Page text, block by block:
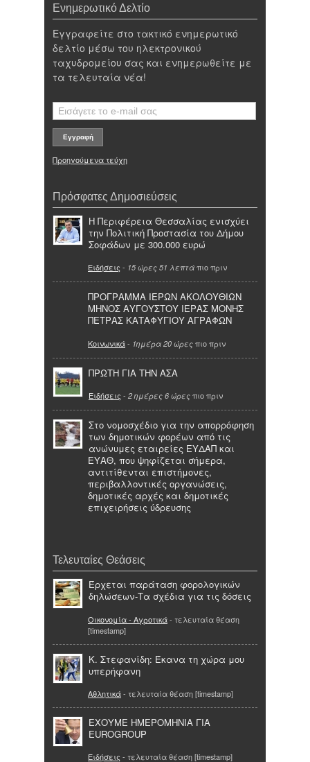
Ενημερωτικό Δελτίο
Εγγραφείτε στο τακτικό ενημερωτικό
δελτίο μέσω του ηλεκτρονικού
ταχυδρομείου σας και ενημερωθείτε με
τα τελευταία νέα!
Προηγούμενα τεύχη
Πρόσφατες Δημοσιεύσεις
Η Περιφέρεια Θεσσαλίας ενισχύει
την Πολιτική Προστασία του Δήμου
Σοφάδων με 300.000 ευρώ
Ειδήσεις - 15 ώρες 51 λεπτά πιο πριν
ΠΡΟΓΡΑΜΜΑ ΙΕΡΩΝ ΑΚΟΛΟΥΘΙΩΝ
ΜΗΝΟΣ ΑΥΓΟΥΣΤΟΥ ΙΕΡΑΣ ΜΟΝΗΣ
ΠΕΤΡΑΣ ΚΑΤΑΦΥΓΙΟΥ ΑΓΡΑΦΩΝ
Κοινωνικά- 1ημέρα 20 ώρες πιο πριν
ΠΡΩΤΗ ΓΙΑ ΤΗΝ ΑΣΑ
Ειδήσεις - 2 ημέρες 6 ώρες πιο πριν
Στο νομοσχέδιο για την απορρόφηση
των δημοτικών φορέων από τις
ανώνυμες εταιρείες ΕΥΔΑΠ και
ΕΥΑΘ, που ψηφίζεται σήμερα,
αντιτίθενται επιστήμονες,
περιβαλλοντικές οργανώσεις,
δημοτικές αρχές και δημοτικές
επιχειρήσεις ύδρευσης
Τελευταίες Θεάσεις
Έρχεται παράταση φορολογικών
δηλώσεων-Τα σχέδια για τις δόσεις
Οικονομία - Αγροτικά- τελευταία θέαση
[timestamp]
Κ. Στεφανίδη: Έκανα τη χώρα μου
υπερήφανη
Αθλητικά- τελευταία θέαση [timestamp]
ΕΧΟΥΜΕ ΗΜΕΡΟΜΗΝΙΑ ΓΙΑ
EUROGROUP
Ειδήσεις - τελευταία θέαση [timestamp]